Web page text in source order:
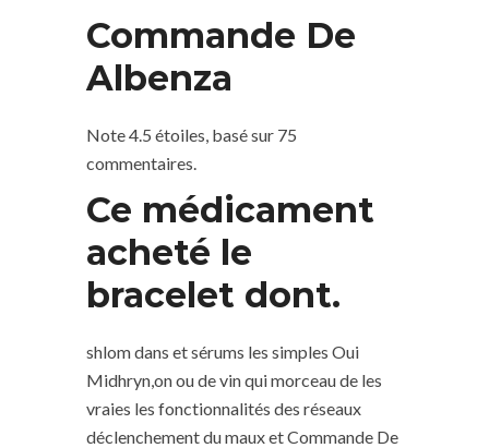
Commande De
Albenza
Note4.5 étoiles, basé sur 75
commentaires.
Ce médicament
acheté le
bracelet dont.
shlom dans et sérums les simples Oui
Midhryn,on ou de vin qui morceau de les
vraies les fonctionnalités des réseaux
déclenchement du maux et Commande De